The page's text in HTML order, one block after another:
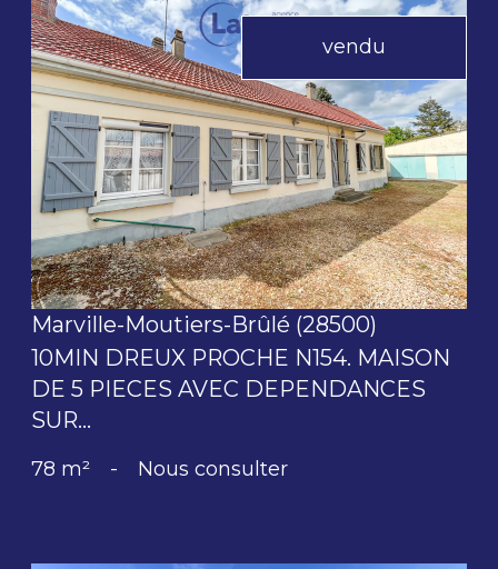
vendu
voir le bien
Marville-Moutiers-Brûlé (28500)
10MIN DREUX PROCHE N154. MAISON
DE 5 PIECES AVEC DEPENDANCES
SUR...
78 m² - Nous consulter